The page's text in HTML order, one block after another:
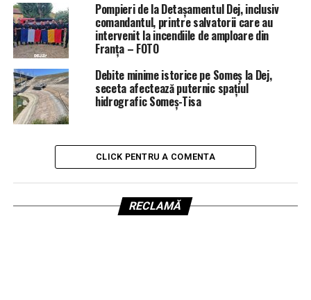
Pompieri de la Detașamentul Dej, inclusiv
comandantul, printre salvatorii care au
intervenit la incendiile de amploare din
Franța – FOTO
Debite minime istorice pe Someș la Dej,
seceta afectează puternic spațiul
hidrografic Someș-Tisa
CLICK PENTRU A COMENTA
RECLAMĂ